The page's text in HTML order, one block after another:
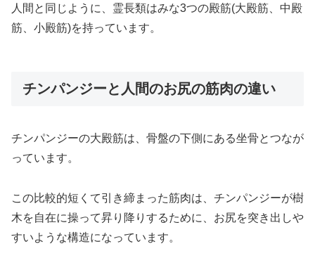
人間と同じように、霊長類はみな3つの殿筋(大殿筋、中殿
筋、小殿筋)を持っています。
チンパンジーと人間のお尻の筋肉の違い
チンパンジーの大殿筋は、骨盤の下側にある坐骨とつなが
っています。
この比較的短くて引き締まった筋肉は、チンパンジーが樹
木を自在に操って昇り降りするために、お尻を突き出しや
すいような構造になっています。